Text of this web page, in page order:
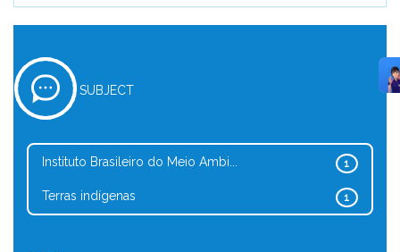
SUBJECT
1
Instituto Brasileiro do Meio Ambi...
1
Terras indígenas